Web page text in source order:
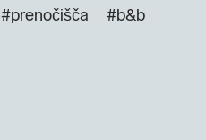
#prenočišča #b&b